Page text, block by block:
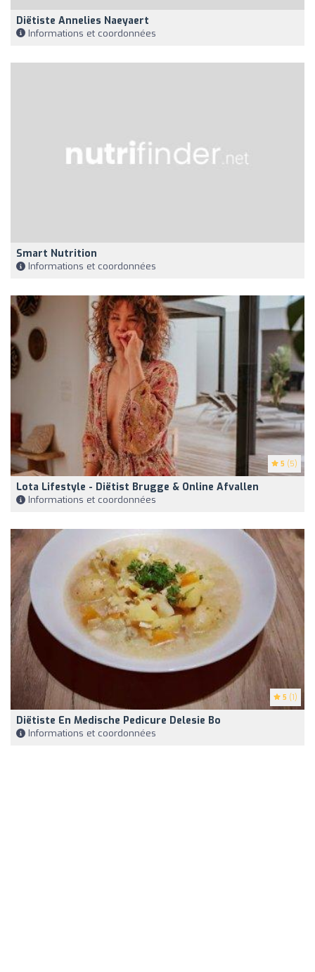
Diëtiste Annelies Naeyaert
Informations et coordonnées
Smart Nutrition
Informations et coordonnées
5 (5)
Lota Lifestyle - Diëtist Brugge & Online Afvallen
Informations et coordonnées
5 (1)
Diëtiste En Medische Pedicure Delesie Bo
Informations et coordonnées